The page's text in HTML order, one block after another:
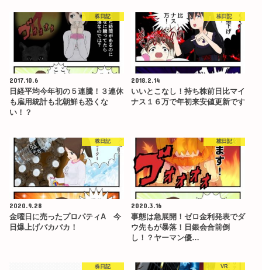
株日記
2017.10.6
日経平均今年初の５連騰！３連休
も雇用統計も北朝鮮も恐くな
い！？
株日記
2018.2.14
いいとこなし！持ち株前日比マイ
ナス１６万で年初来安値更新です
株日記
2020.9.28
金曜日に売ったプロパティA 今
日爆上げバカバカ！
株日記
2020.3.16
事態は急展開！ゼロ金利発表でダ
ウ先もが暴落！日銀会合前倒
し！？ヤーマン優…
株日記 VR